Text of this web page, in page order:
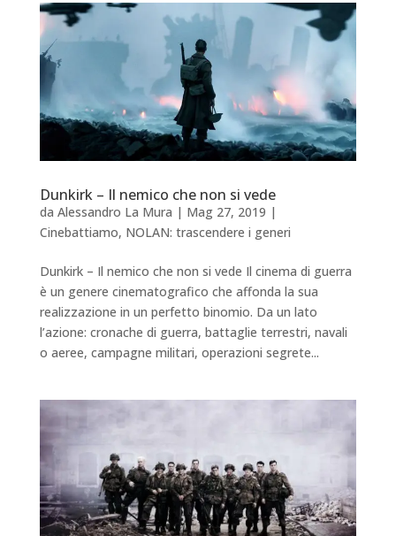
Dunkirk – Il nemico che non si vede
da Alessandro La Mura | Mag 27, 2019 |
Cinebattiamo, NOLAN: trascendere i generi
Dunkirk – Il nemico che non si vede Il cinema di guerra
è un genere cinematografico che affonda la sua
realizzazione in un perfetto binomio. Da un lato
l’azione: cronache di guerra, battaglie terrestri, navali
o aeree, campagne militari, operazioni segrete...